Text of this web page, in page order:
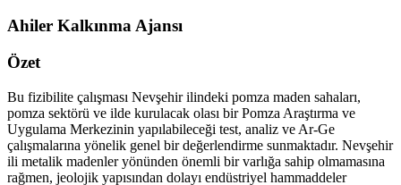
Ahiler Kalkınma Ajansı
Özet
Bu fizibilite çalışması Nevşehir ilindeki pomza maden sahaları,
pomza sektörü ve ilde kurulacak olası bir Pomza Araştırma ve
Uygulama Merkezinin yapılabileceği test, analiz ve Ar-Ge
çalışmalarına yönelik genel bir değerlendirme sunmaktadır. Nevşehir
ili metalik madenler yönünden önemli bir varlığa sahip olmamasına
rağmen, jeolojik yapısından dolayı endüstriyel hammaddeler